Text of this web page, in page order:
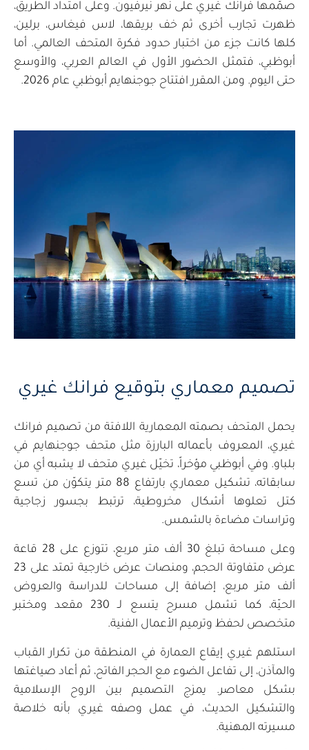
صمّمها فرانك غيري على نهر نيرفيون. وعلى امتداد الطريق،
ظهرت تجارب أخرى ثم خف بريقها، لاس فيغاس، برلين،
كلها كانت جزء من اختبار حدود فكرة المتحف العالمي. أما
أبوظبي، فتمثل الحضور الأول في العالم العربي، والأوسع
حتى اليوم. ومن المقرر افتتاح جوجنهايم أبوظبي عام 2026.
تصميم معماري بتوقيع فرانك غيري
يحمل المتحف بصمته المعمارية اللافتة من تصميم فرانك
غيري، المعروف بأعماله البارزة مثل متحف جوجنهايم في
بلباو. وفي أبوظبي مؤخراً، تخيّل غيري متحف لا يشبه أي من
سابقاته، تشكيل معماري بارتفاع 88 متر يتكوّن من تسع
كتل تعلوها أشكال مخروطية، ترتبط بجسور زجاجية
وتراسات مضاءة بالشمس.
وعلى مساحة تبلغ 30 ألف متر مربع، تتوزع على 28 قاعة
عرض متفاوتة الحجم، ومنصات عرض خارجية تمتد على 23
ألف متر مربع، إضافة إلى مساحات للدراسة والعروض
الحيّة، كما تشمل مسرح يتسع لـ 230 مقعد ومختبر
متخصص لحفظ وترميم الأعمال الفنية.
استلهم غيري إيقاع العمارة في المنطقة من تكرار القباب
والمآذن، إلى تفاعل الضوء مع الحجر الفاتح، ثم أعاد صياغتها
بشكل معاصر. يمزج التصميم بين الروح الإسلامية
والتشكيل الحديث، في عمل وصفه غيري بأنه خلاصة
مسيرته المهنية.